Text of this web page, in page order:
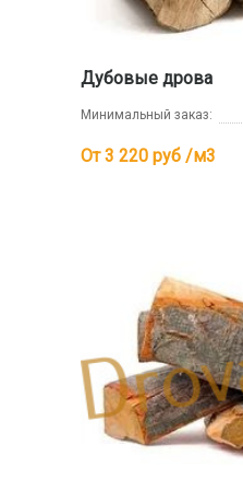
Дубовые дрова
Минимальный заказ:
От 3 220 руб /м3